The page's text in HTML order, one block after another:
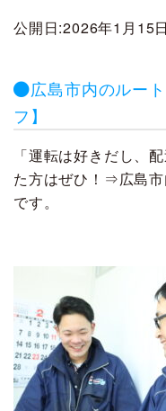
公開日:2026年1月15日
広島市内のルー
フ】
「運転は好きだし、
た方はぜひ！⇒広島
です。